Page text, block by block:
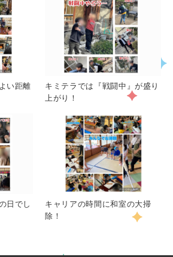
い距離
キミテラでは『戦闘中』が盛り
上がり！
日でし
キャリアの時間に和室の大掃
除！